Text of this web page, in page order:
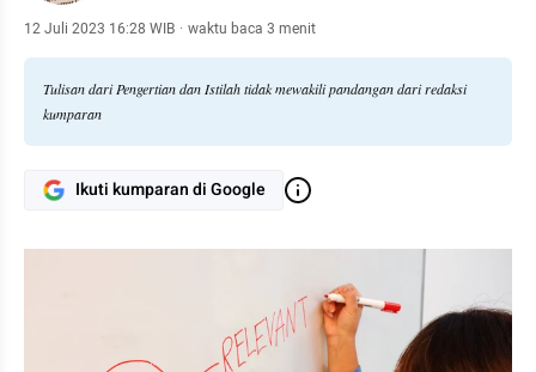
12 Juli 2023 16:28 WIB · waktu baca 3 menit
Tulisan dari Pengertian dan Istilah tidak mewakili pandangan dari redaksi
kumparan
Ikuti kumparan di Google